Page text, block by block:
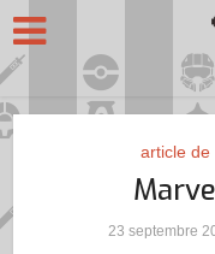
article de
23 septembre